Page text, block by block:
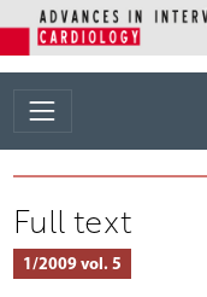
Full text
1/2009 vol. 5